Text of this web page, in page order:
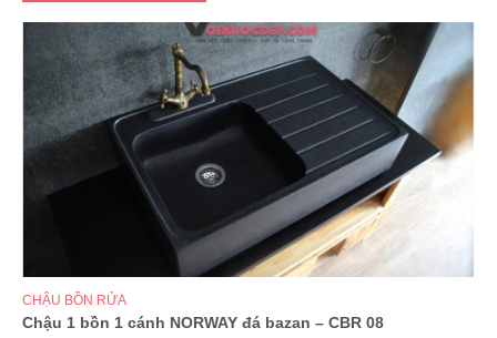
CHẬU BỒN RỬA
Chậu 1 bồn 1 cánh NORWAY đá bazan – CBR 08